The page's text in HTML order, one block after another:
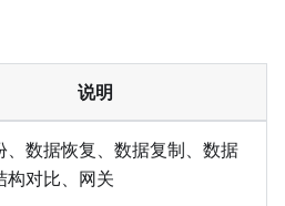
说明
、数据恢复、数据复制、数据
构对比、网关